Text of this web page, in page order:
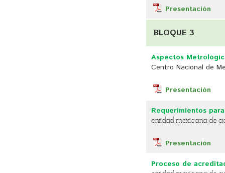
Presentación
BLOQUE 3
Aspectos
Centro Nacional de
Presentación
Requerimientos
entidad mexicana de
Presentación
Proceso de